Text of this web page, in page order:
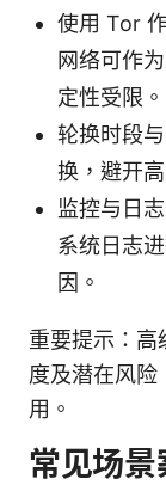
使用 Tor
网络可作
定性受限。
轮换时段
换，避开
监控与日
系统日志
因。
重要提示：高
度及潜在风险
用。
常见场景